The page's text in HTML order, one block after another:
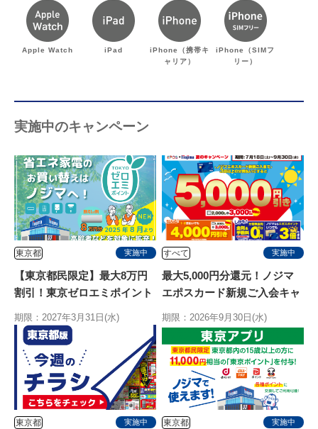
Apple Watch iPad
iPhone（携帯キ
ャリア）
iPhone（SIMフ
リー）
実施中のキャンペーン
東京都 実施中
【東京都民限定】最大8万円
割引！東京ゼロエミポイント
始！
期限：2027年3月31日(水)
すべて 実施中
最大5,000円分還元！ノジマ
エポスカード新規ご入会キャ
期限：2026年9月30日(水)
東京都 実施中 東京都 実施中